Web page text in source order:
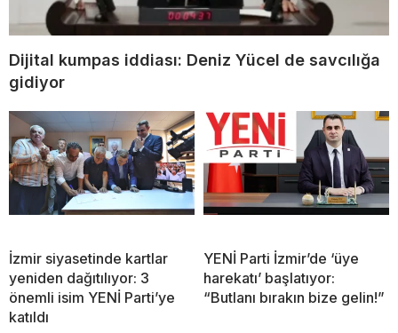
Dijital kumpas iddiası: Deniz Yücel de savcılığa
gidiyor
İzmir siyasetinde kartlar
yeniden dağıtılıyor: 3
önemli isim YENİ Parti’ye
katıldı
YENİ Parti İzmir’de ‘üye
harekatı’ başlatıyor:
“Butlanı bırakın bize gelin!”